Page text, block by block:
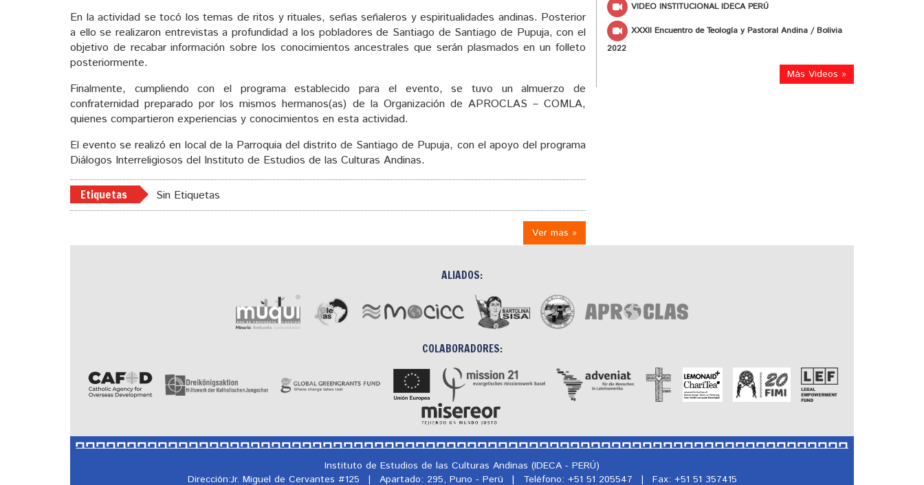
En la actividad se tocó los temas de ritos y rituales, señas señaleros y espiritualidades andinas. Posterior
a ello se realizaron entrevistas a profundidad a los pobladores de Santiago de Santiago de Pupuja, con el
objetivo de recabar información sobre los conocimientos ancestrales que serán plasmados en un folleto
posteriormente.
Finalmente, cumpliendo con el programa establecido para el evento, se tuvo un almuerzo de
confraternidad preparado por los mismos hermanos(as) de la Organización de APROCLAS – COMLA,
quienes compartieron experiencias y conocimientos en esta actividad.
El evento se realizó en local de la Parroquia del distrito de Santiago de Pupuja, con el apoyo del programa
Diálogos Interreligiosos del Instituto de Estudios de las Culturas Andinas.
Etiquetas Sin Etiquetas
Ver mas »
VIDEO INSTITUCIONAL IDECA PERÚ
XXXII Encuentro de Teología y Pastoral Andina / Bolivia
2022
Más Videos »
ALIADOS:
COLABORADORES:
Instituto de Estudios de las Culturas Andinas (IDECA - PERÚ)
Dirección:Jr. Miguel de Cervantes #125
| Apartado: 295, Puno - Perú | Teléfono: +51 51 205547 | Fax: +51 51 357415